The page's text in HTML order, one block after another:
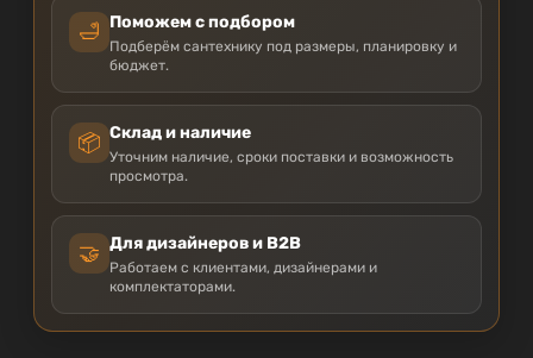
🛁 Поможем с подбором
Подберём сантехнику под размеры, планировку и
бюджет.
📦 Склад и наличие
Уточним наличие, сроки поставки и возможность
просмотра.
🤝 Для дизайнеров и B2B
Работаем с клиентами, дизайнерами и
комплектаторами.